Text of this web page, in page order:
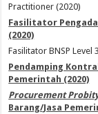
Practitioner (2020)
Fasilitator
(2020)
Fasilitator BNSP Level
Pendamping
Pemerintah (2020)
Procurement
Barang/Jasa